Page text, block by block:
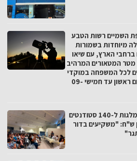
השמיים רשות הטבע
מיוחדות בשמורות
ברחבי הארץ, עם שיאו
המטאורים המרהיב
לכל המשפחה במוקדי
פעילות, מצפון ועד דרום ראשון עד חמישי 09-
מועצת שלומי העניקה מלגות ל-140 סטודנטים
כ-1.5 מיליון ש"ח: "משקיעים בדור